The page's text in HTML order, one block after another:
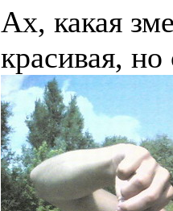
Ах, какая
красивая,